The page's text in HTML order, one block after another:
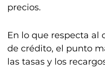
precios.
En lo que respecta al
de crédito, el punto
las tasas y los